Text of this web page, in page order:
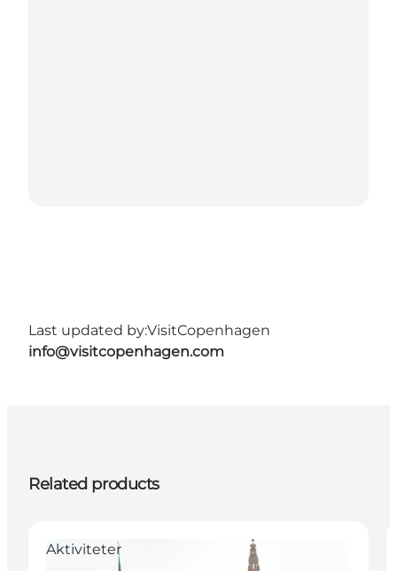
Last updated by:VisitCopenhagen
info@visitcopenhagen.com
Related products
Aktiviteter